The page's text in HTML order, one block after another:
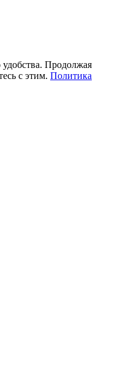
Продолжая
с этим. Политика